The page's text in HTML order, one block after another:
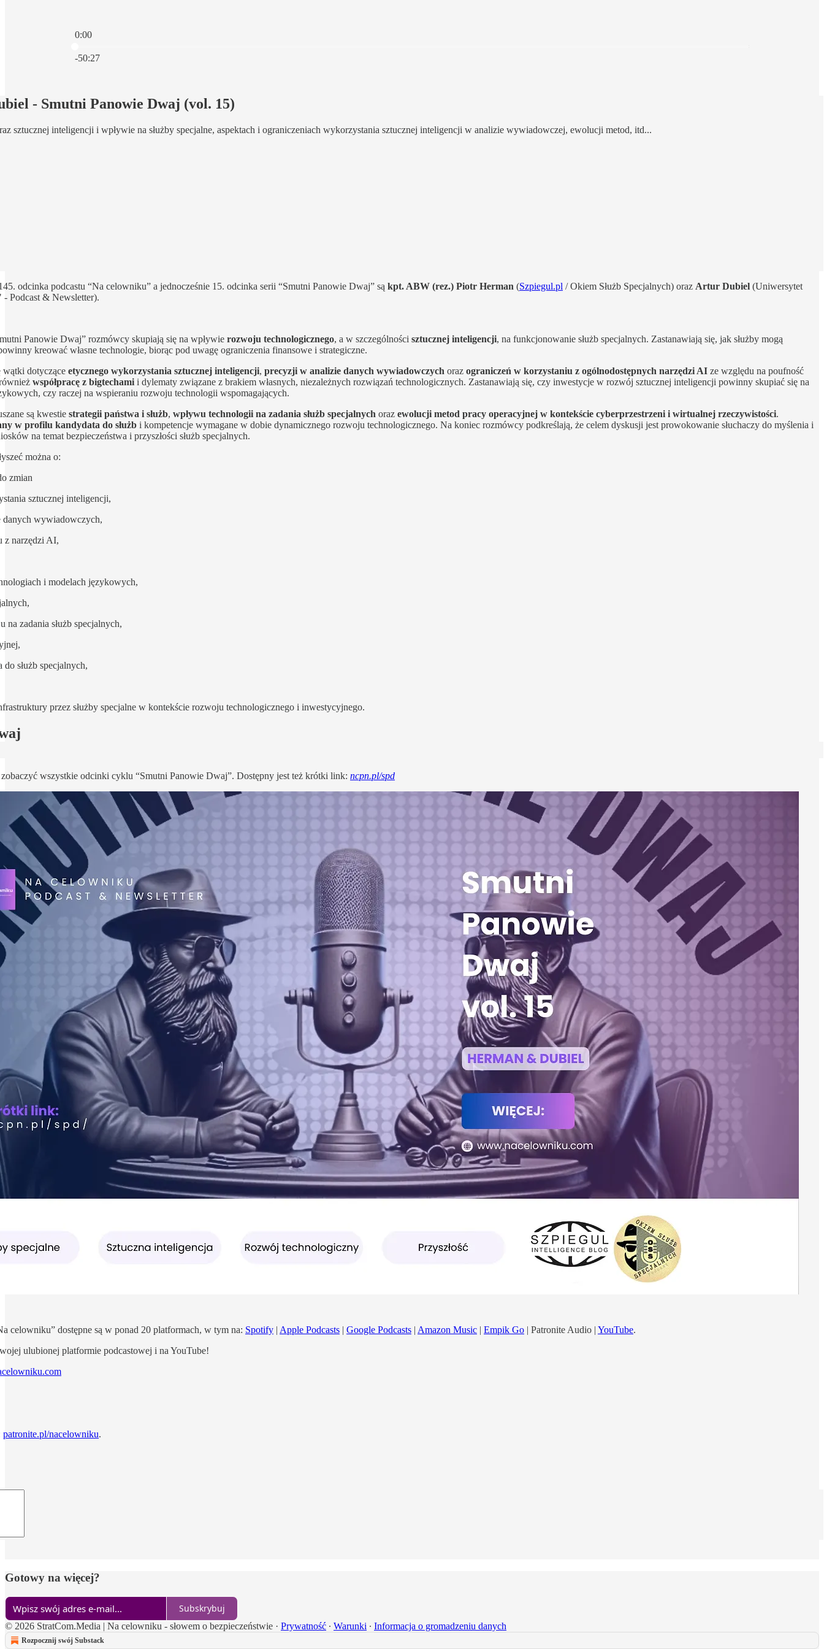
0:00
-50:27
- Smutni Panowie Dwaj (vol. 15)
sztucznej inteligencji i wpływie na służby specjalne, aspektach i ograniczeniach wykorzystania sztucznej inteligencji w analizie wywiadowczej, ewolucji metod, itd...
odcinka podcastu “Na celowniku” a jednocześnie 15. odcinka serii “Smutni Panowie Dwaj” są kpt. ABW (rez.) Piotr Herman (⁠⁠Szpiegul.pl⁠⁠ / Okiem Służb Specjalnych) oraz Artur Dubiel (Uniwersytet
Podcast & Newsletter).
Panowie Dwaj” rozmówcy skupiają się na wpływie rozwoju technologicznego, a w szczególności sztucznej inteligencji, na funkcjonowanie służb specjalnych. Zastanawiają się, jak służby mogą
kreować własne technologie, biorąc pod uwagę ograniczenia finansowe i strategiczne.
wątki dotyczące etycznego wykorzystania sztucznej inteligencji, precyzji w analizie danych wywiadowczych oraz ograniczeń w korzystaniu z ogólnodostępnych narzędzi AI ze względu na poufność
współpracę z bigtechami i dylematy związane z brakiem własnych, niezależnych rozwiązań technologicznych. Zastanawiają się, czy inwestycje w rozwój sztucznej inteligencji powinny skupiać się na
czy raczej na wspieraniu rozwoju technologii wspomagających.
są kwestie strategii państwa i służb, wpływu technologii na zadania służb specjalnych oraz ewolucji metod pracy operacyjnej w kontekście cyberprzestrzeni i wirtualnej rzeczywistości.
w profilu kandydata do służb i kompetencje wymagane w dobie dynamicznego rozwoju technologicznego. Na koniec rozmówcy podkreślają, że celem dyskusji jest prowokowanie słuchaczy do myślenia i
na temat bezpieczeństwa i przyszłości służb specjalnych.
można o:
zmian
sztucznej inteligencji,
danych wywiadowczych,
z narzędzi AI,
i modelach językowych,
zadania służb specjalnych,
służb specjalnych,
przez służby specjalne w kontekście rozwoju technologicznego i inwestycyjnego.
wszystkie odcinki cyklu “Smutni Panowie Dwaj”. Dostępny jest też krótki link: ncpn.pl/spd
celowniku” dostępne są w ponad 20 platformach, w tym na: Spotify | Apple Podcasts | Google Podcasts | Amazon Music | Empik Go | Patronite Audio | YouTube.
ulubionej platformie podcastowej i na YouTube!
patronite.pl/nacelowniku.
Gotowy na więcej?
Subskrybuj
© 2026 StratCom.Media | Na celowniku - słowem o bezpieczeństwie · Prywatność ∙ Warunki ∙ Informacja o gromadzeniu danych
Rozpocznij swój Substack